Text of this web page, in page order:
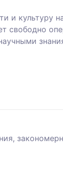
и культуру
свободно